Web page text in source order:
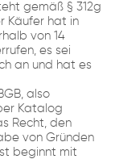
gemäß § 312g
Käufer hat in
von 14
es sei
an und hat es
also
Katalog
Recht, den
von Gründen
beginnt mit